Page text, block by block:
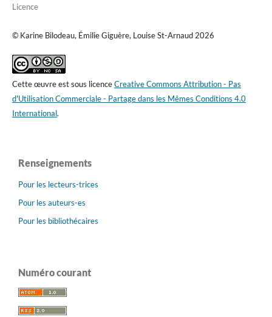
Licence
© Karine Bilodeau, Émilie Giguère, Louise St-Arnaud 2026
Cette œuvre est sous licenceCreative Commons Attribution - Pas
d'Utilisation Commerciale - Partage dans les Mêmes Conditions 4.0
International.
Renseignements
Pour les lecteurs-trices
Pour les auteurs-es
Pour les bibliothécaires
Numéro courant